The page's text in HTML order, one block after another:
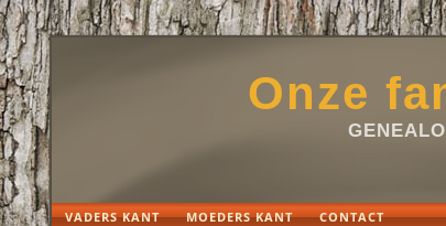
Onze
VADERS KANT MOEDERS KANT CONTACT